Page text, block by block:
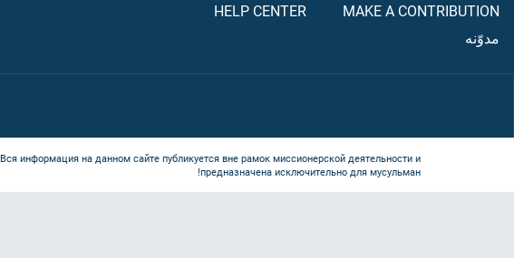
MAKE A CONTRIBUTION
مدوّنه
HELP CENTER
Вся информация на данном сайте публикуется вне рамок миссионерской деятельности и
предназначена исключительно для мусульман!